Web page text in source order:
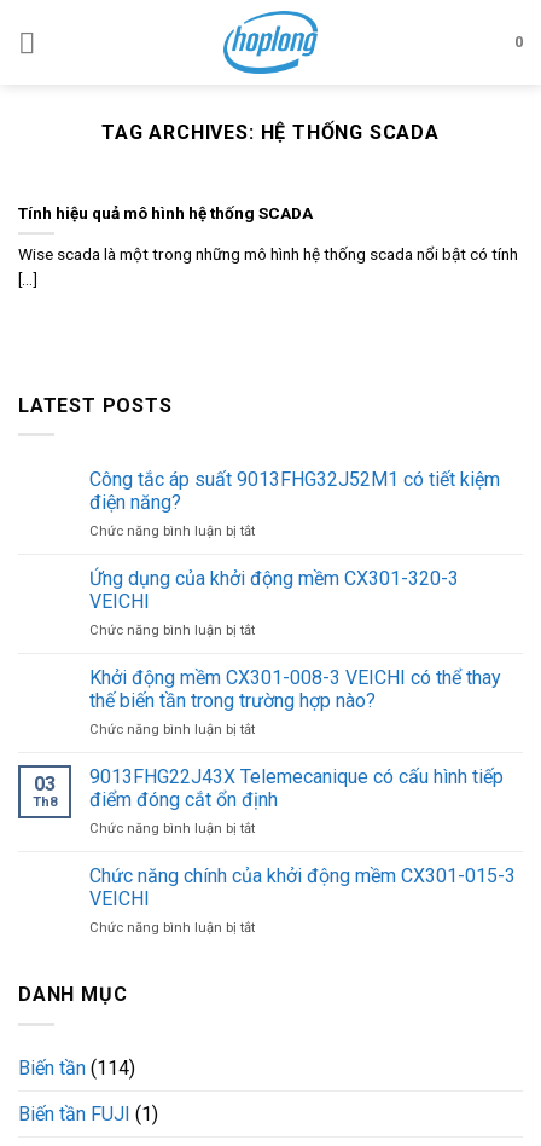
0
TAG ARCHIVES: HỆ THỐNG SCADA
Tính hiệu quả mô hình hệ thống SCADA
Wise scada là một trong những mô hình hệ thống scada nổi bật có tính
[...]
LATEST POSTS
Công tắc áp suất 9013FHG32J52M1 có tiết kiệm
điện năng?
Chức năng bình luận bị tắtở
tắc
áp
9013FHG32J52M1
tiết
kiệm
năng?
Ứng dụng của khởi động mềm CX301-320-3
VEICHI
Chức năng bình luận bị tắtở
dụng
của
khởi
động
CX301-
320-
3
VEICHI
Khởi động mềm CX301-008-3 VEICHI có thể thay
thế biến tần trong trường hợp nào?
Chức năng bình luận bị tắtở
động
mềm
CX301-
008-
VEICHI
thay
03
Th8
9013FHG22J43X Telemecanique có cấu hình tiếp
điểm đóng cắt ổn định
Chức năng bình luận bị tắtở
Telemecanique
hình
Chức năng chính của khởi động mềm CX301-015-3
VEICHI
Chức năng bình luận bị tắtở
DANH MỤC
Biến tần (114)
Biến tần FUJI (1)